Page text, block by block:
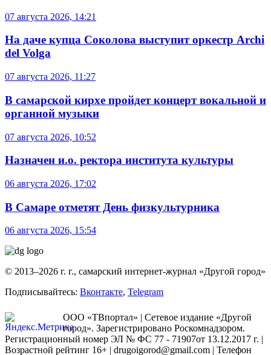
07 августа 2026, 14:21
На даче купца Соколова выступит оркестр Archi
del Volga
07 августа 2026, 11:27
В самарской кирхе пройдет концерт вокальной и
органной музыки
07 августа 2026, 10:52
Назначен и.о. ректора института культуры
06 августа 2026, 17:02
В Самаре отметят День физкультурника
06 августа 2026, 15:54
© 2013–2026 г. г., самарский интернет-журнал «Другой город»
Подписывайтесь: Вконтакте, Telegram
ООО «ТВпортал» | Сетевое издание «Другой
город». Зарегистрировано Роскомнадзором.
Регистрационный номер ЭЛ № ФС 77 - 71907от 13.12.2017 г. |
Возрастной рейтинг 16+ | drugoigorod@gmail.com | Телефон